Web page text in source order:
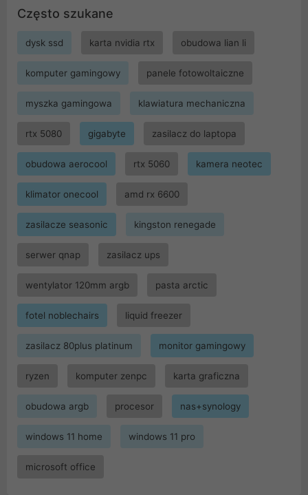
Często szukane
dysk ssd karta nvidia rtx obudowa lian li
komputer gamingowy panele fotowoltaiczne
myszka gamingowa klawiatura mechaniczna
rtx 5080 gigabyte zasilacz do laptopa
obudowa aerocool rtx 5060 kamera neotec
klimator onecool amd rx 6600
zasilacze seasonic kingston renegade
serwer qnap zasilacz ups
wentylator 120mm argb pasta arctic
fotel noblechairs liquid freezer
zasilacz 80plus platinum monitor gamingowy
ryzen komputer zenpc karta graficzna
obudowa argb procesor nas+synology
windows 11 home windows 11 pro
microsoft office